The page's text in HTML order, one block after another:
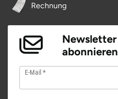
Rechnung
Newsletter
abonnieren
E-Mail